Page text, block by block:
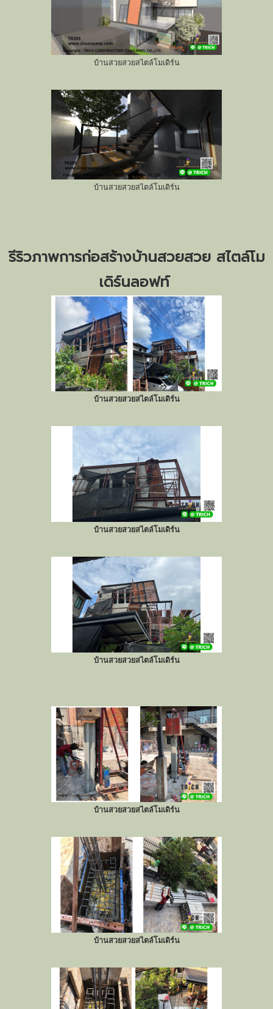
บ้านสวยสวยสไตล์โมเดิร์น
บ้านสวยสวยสไตล์โมเดิร์น
รีริวภาพการก่อสร้างบ้านสวยสวย สไตล์โม
เดิร์นลอฟท์
บ้านสวยสวยสไตล์โมเดิร์น
บ้านสวยสวยสไตล์โมเดิร์น
บ้านสวยสวยสไตล์โมเดิร์น
บ้านสวยสวยสไตล์โมเดิร์น
บ้านสวยสวยสไตล์โมเดิร์น